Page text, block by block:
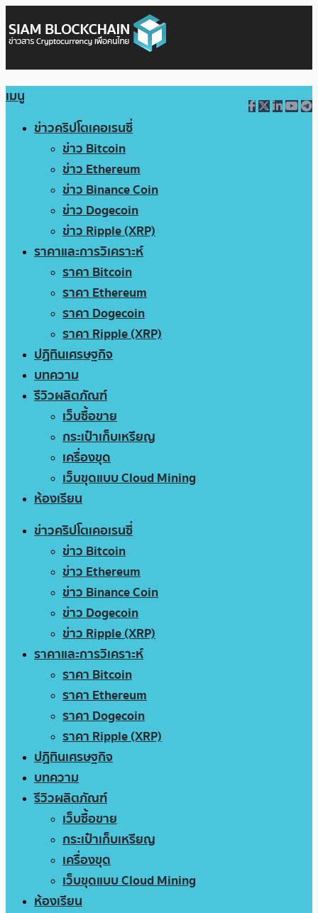
เมนู
ข่าวคริปโตเคอเรนซี่
ข่าว Bitcoin
ข่าว Ethereum
ข่าว Binance Coin
ข่าว Dogecoin
ข่าว Ripple (XRP)
ราคาและการวิเคราะห์
ราคา Bitcoin
ราคา Ethereum
ราคา Dogecoin
ราคา Ripple (XRP)
ปฏิทินเศรษฐกิจ
บทความ
รีวิวผลิตภัณฑ์
เว็บซื้อขาย
กระเป๋าเก็บเหรียญ
เครื่องขุด
เว็บขุดแบบ Cloud Mining
ห้องเรียน
ข่าวคริปโตเคอเรนซี่
ข่าว Bitcoin
ข่าว Ethereum
ข่าว Binance Coin
ข่าว Dogecoin
ข่าว Ripple (XRP)
ราคาและการวิเคราะห์
ราคา Bitcoin
ราคา Ethereum
ราคา Dogecoin
ราคา Ripple (XRP)
ปฏิทินเศรษฐกิจ
บทความ
รีวิวผลิตภัณฑ์
เว็บซื้อขาย
กระเป๋าเก็บเหรียญ
เครื่องขุด
เว็บขุดแบบ Cloud Mining
ห้องเรียน